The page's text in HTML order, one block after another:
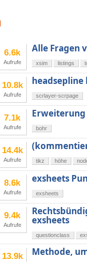
6.6k
Aufrufe
Alle Fragen
xsim listings
10.8k
Aufrufe
headsepline
scrlayer-scrpage
7.1k
Aufrufe
Erweiterung
bohr
14.4k
Aufrufe tikz höhe
8.6k
Aufrufe
exsheets
exsheets
9.4k
Aufrufe exsheets
questionclass
13.9k Methode,